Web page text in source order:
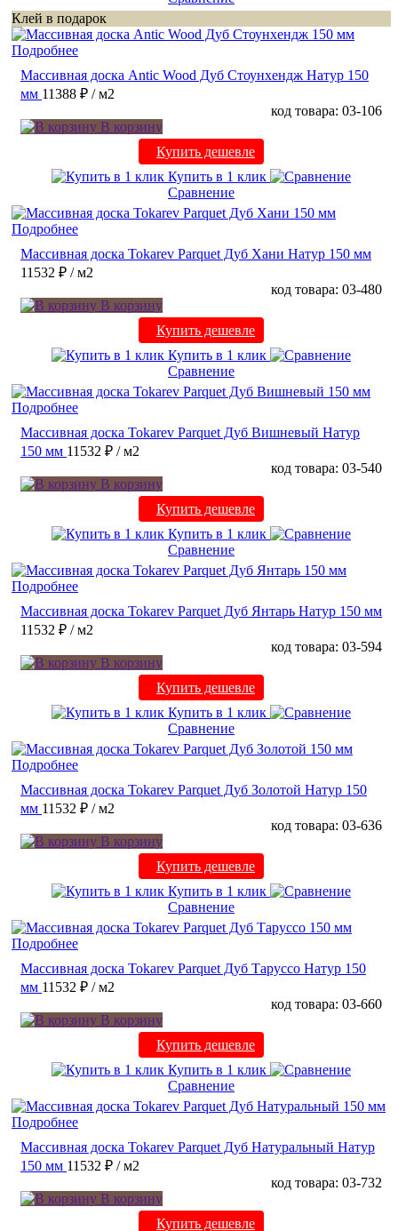
Клей в подарок
Подробнее
Массивная доска Antic Wood Дуб Стоунхендж Натур 150
мм 11388 ₽ / м2
код товара: 03-106
В корзину
Купить дешевле
Купить в 1 клик
Сравнение
Подробнее
Массивная доска Tokarev Parquet Дуб Хани Натур 150 мм
11532 ₽ / м2
код товара: 03-480
В корзину
Купить дешевле
Купить в 1 клик
Сравнение
Подробнее
Массивная доска Tokarev Parquet Дуб Вишневый Натур
150 мм 11532 ₽ / м2
код товара: 03-540
В корзину
Купить дешевле
Купить в 1 клик
Сравнение
Подробнее
Массивная доска Tokarev Parquet Дуб Янтарь Натур 150 мм
11532 ₽ / м2
код товара: 03-594
В корзину
Купить дешевле
Купить в 1 клик
Сравнение
Подробнее
Массивная доска Tokarev Parquet Дуб Золотой Натур 150
мм 11532 ₽ / м2
код товара: 03-636
В корзину
Купить дешевле
Купить в 1 клик
Сравнение
Подробнее
Массивная доска Tokarev Parquet Дуб Таруссо Натур 150
мм 11532 ₽ / м2
код товара: 03-660
В корзину
Купить дешевле
Купить в 1 клик
Сравнение
Подробнее
Массивная доска Tokarev Parquet Дуб Натуральный Натур
150 мм 11532 ₽ / м2
код товара: 03-732
В корзину
Купить дешевле